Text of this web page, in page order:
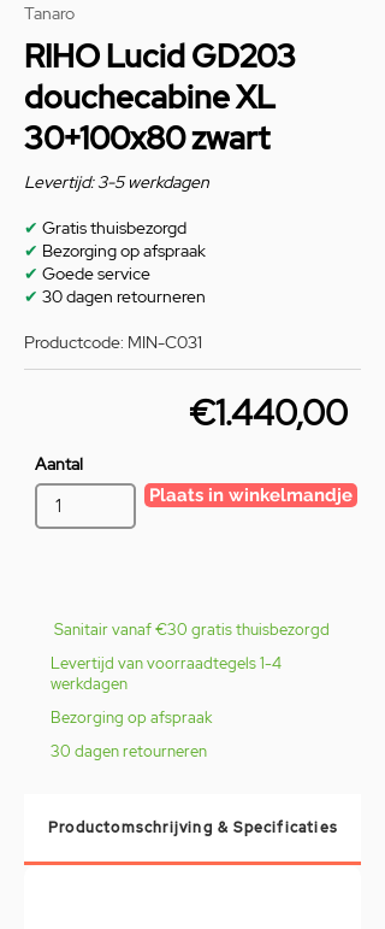
Tanaro
RIHO Lucid GD203
douchecabine XL
30+100x80 zwart
Levertijd: 3-5 werkdagen
✔ Gratis thuisbezorgd
✔ Bezorging op afspraak
✔ Goede service
✔ 30 dagen retourneren
Productcode: MIN-C031
€1.440,00
Aantal
Plaats in winkelmandje
Sanitair vanaf €30 gratis thuisbezorgd
Levertijd van voorraadtegels 1-4
werkdagen
Bezorging op afspraak
30 dagen retourneren
Productomschrijving & Specificaties